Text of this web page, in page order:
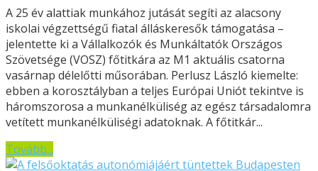
A 25 év alattiak munkához jutását segíti az alacsony
iskolai végzettségű fiatal álláskeresők támogatása –
jelentette ki a Vállalkozók és Munkáltatók Országos
Szövetsége (VOSZ) főtitkára az M1 aktuális csatorna
vasárnap délelőtti műsorában. Perlusz László kiemelte:
ebben a korosztályban a teljes Európai Uniót tekintve is
háromszorosa a munkanélküliség az egész társadalomra
vetített munkanélküliségi adatoknak. A főtitkár...
Tovább...